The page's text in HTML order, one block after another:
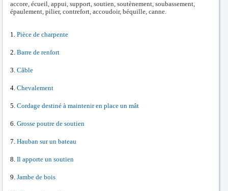
accore, écueil, appui, support, soutien, soutènement, soubassement,
épaulement, pilier, contrefort, accoudoir, béquille, canne.
Pièce de charpente
Barre de renfort
Câble
Chevalement
Cordage destiné à maintenir en place un mât
Grosse poutre de soutien
Hauban sur un bateau
Il apporte un soutien
Jambe de bois